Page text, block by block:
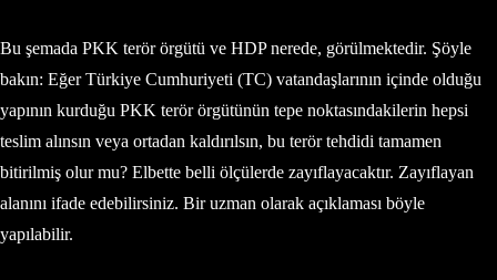
Bu şemada PKK terör örgütü ve HDP nerede, görülmektedir. Şöyle
bakın: Eğer Türkiye Cumhuriyeti (TC) vatandaşlarının içinde olduğu
yapının kurduğu PKK terör örgütünün tepe noktasındakilerin hepsi
teslim alınsın veya ortadan kaldırılsın, bu terör tehdidi tamamen
bitirilmiş olur mu? Elbette belli ölçülerde zayıflayacaktır. Zayıflayan
alanını ifade edebilirsiniz. Bir uzman olarak açıklaması böyle
yapılabilir.